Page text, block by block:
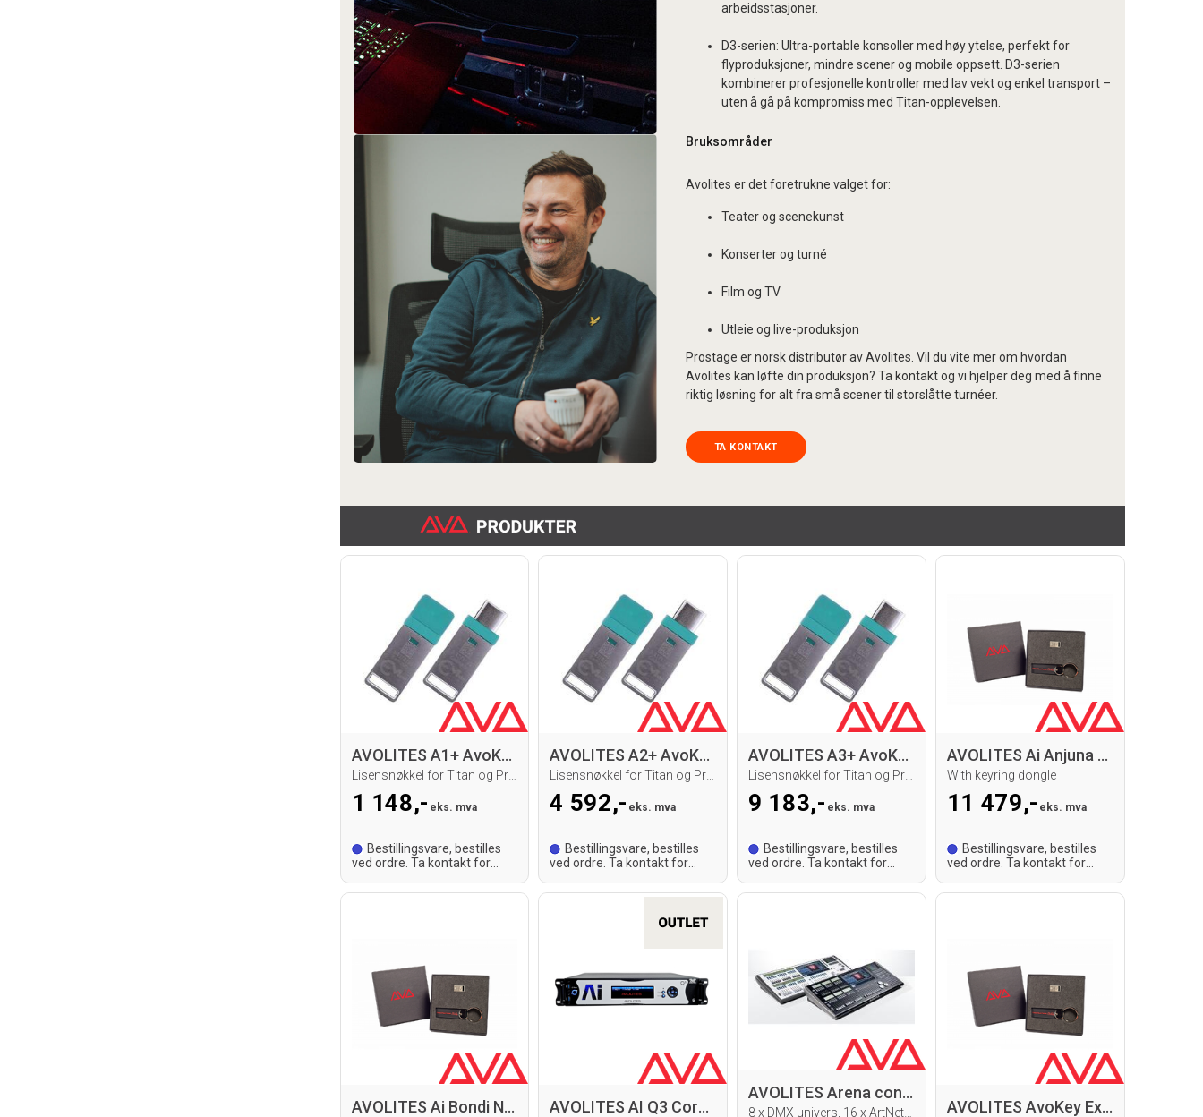
arbeidsstasjoner.
D3-serien: Ultra-portable konsoller med høy ytelse, perfekt for
flyproduksjoner, mindre scener og mobile oppsett. D3-serien
kombinerer profesjonelle kontroller med lav vekt og enkel transport –
uten å gå på kompromiss med Titan-opplevelsen.
Bruksområder
Avolites er det foretrukne valget for:
Teater og scenekunst
Konserter og turné
Film og TV
Utleie og live-produksjon
Prostage er norsk distributør av Avolites. Vil du vite mer om hvordan
Avolites kan løfte din produksjon? Ta kontakt og vi hjelper deg med å finne
riktig løsning for alt fra små scener til storslåtte turnéer.
TA KONTAKT
AVOLITES A1+ AvoKey
Lisensnøkkel for Titan og Prism
1 148,- eks. mva
Bestillingsvare, bestilles
ved ordre. Ta kontakt for
AVOLITES A2+ AvoKey
4 592,- eks. mva
Bestillingsvare, bestilles
ved ordre. Ta kontakt for
AVOLITES A3+ AvoKey
9 183,- eks. mva
Bestillingsvare, bestilles
ved ordre. Ta kontakt for
AVOLITES Ai Anjuna New license
With keyring dongle
11 479,- eks. mva
Bestillingsvare, bestilles
ved ordre. Ta kontakt for
AVOLITES Ai Bondi New license AVOLITES AI Q3 Core server, B-Vare
AVOLITES Arena console
AVOLITES AvoKey External